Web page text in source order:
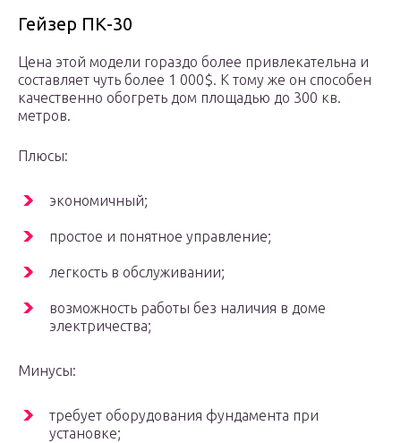
Гейзер ПК-30
Цена этой модели гораздо более привлекательна и
составляет чуть более 1 000$. К тому же он способен
качественно обогреть дом площадью до 300 кв.
метров.
Плюсы:
экономичный;
простое и понятное управление;
легкость в обслуживании;
возможность работы без наличия в доме
электричества;
Минусы:
требует оборудования фундамента при
установке;